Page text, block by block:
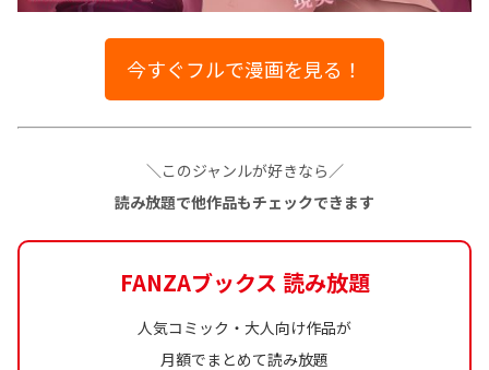
今すぐフルで漫画を見る！
＼このジャンルが好きなら／
読み放題で他作品もチェックできます
FANZAブックス 読み放題
人気コミック・大人向け作品が
月額でまとめて読み放題